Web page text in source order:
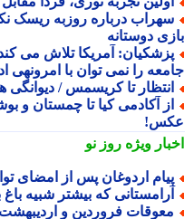
درباره روزبه ریسک نکرد/
دوستانه
آمریکا تلاش می کند
را نمی توان با امرونهی
تا کریسمس / دیوانگی
آکادمی کیا تا چمستان و بوشهر/
ویژهروز نو
اردوغان پس از امضای
که بیشتر شبیه باغ
فروردین و اردیبهشت